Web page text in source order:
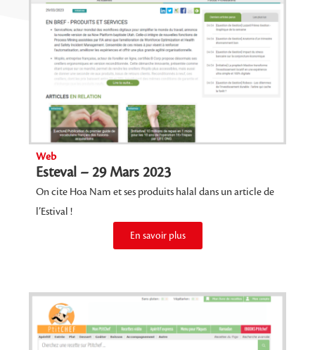
Web
Esteval – 29 Mars 2023
On cite Hoa Nam et ses produits halal dans un article de
l’Estival !
En savoir plus